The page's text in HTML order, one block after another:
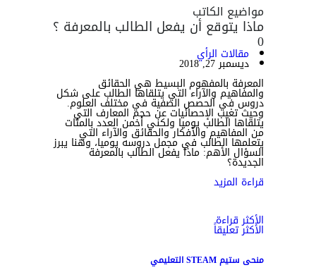
مواضيع الكاتب
ماذا يتوقع أن يفعل الطالب بالمعرفة ؟
0
مقالات الرأي
ديسمبر 27, 2018
المعرفة بالمفهوم البسيط هي الحقائق
والمفاهيم والآراء التي يتلقاها الطالب على شكل
دروس في الحصص الصفية في مختلف العلوم.
وحيث تغيب الإحصائيات عن حجم المعارف التي
يتلقاها الطالب يوميا ولكني أخمن العدد بالمئات
من المفاهيم والأفكار والحقائق والآراء التي
يتعلمها الطالب في مجمل دروسه يوميا، وهنا يبرز
السؤال الأهم: ماذا يفعل الطالب بالمعرفة
الجديدة؟
قراءة المزيد
الأكثر قراءة
الأكثر تعليقاً
منحى ستيم STEAM التعليمي